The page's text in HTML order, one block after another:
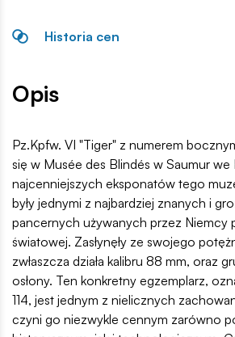
Historia cen
Opis
Pz.Kpfw. VI "Tiger" z numerem
się w Musée des Blindés w Saumur
najcenniejszych eksponatów tego
były jednymi z najbardziej znanych i
pancernych używanych przez Niemcy
światowej. Zasłynęły ze swojego
zwłaszcza działa kalibru 88 mm, oraz
osłony. Ten konkretny egzemplarz,
114, jest jednym z nielicznych
czyni go niezwykle cennym zarówno